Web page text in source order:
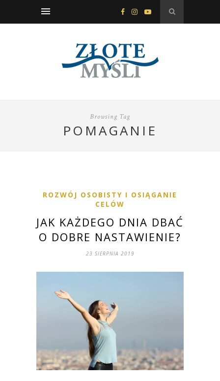
Browsing Tag
POMAGANIE
ROZWÓJ OSOBISTY I OSIĄGANIE
CELÓW
JAK KAŻDEGO DNIA DBAĆ
O DOBRE NASTAWIENIE?
23 SIERPNIA 2019